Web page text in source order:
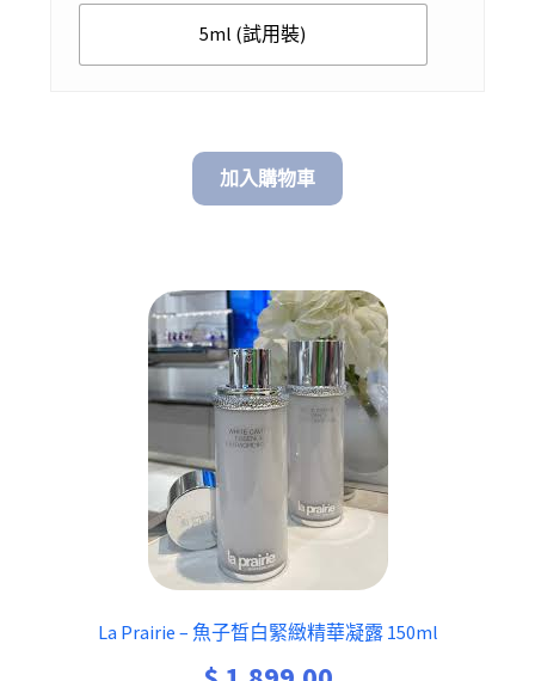
5ml (試用裝)
加入購物車
La Prairie – 魚子晳白緊緻精華凝露 150ml